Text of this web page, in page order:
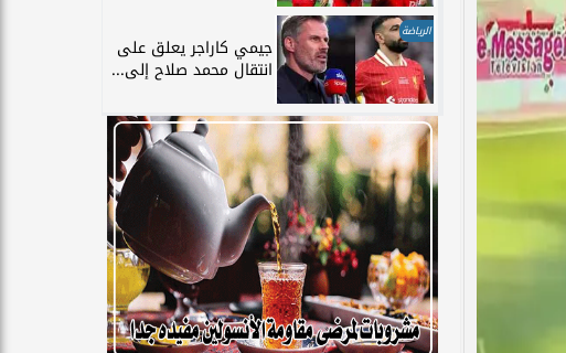
الرياضة
جيمي كاراجر يعلق على
انتقال محمد صلاح إلى...